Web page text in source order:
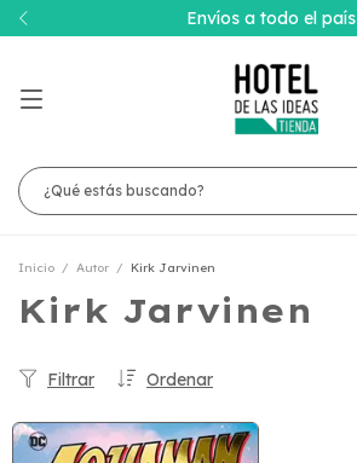
Envíos a todo el país
Inicio / Autor / Kirk Jarvinen
Kirk Jarvinen
Ordenar
Filtrar